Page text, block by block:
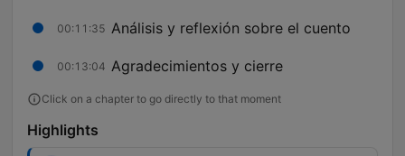
00:11:35 Análisis y reflexión sobre el cuento
00:13:04 Agradecimientos y cierre
Click on a chapter to go directly to that moment
Highlights